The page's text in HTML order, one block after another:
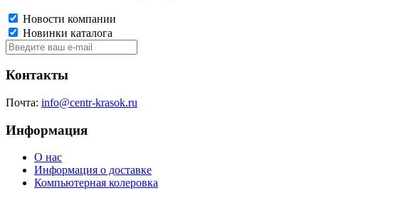
Новости компании
Новинки каталога
Контакты
Почта: info@centr-krasok.ru
Информация
О нас
Информация о доставке
Компьютерная колеровка